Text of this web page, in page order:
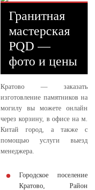
Гранитная
мастерская
PQD —
фото и цены
Кратово — заказать
изготовление памятников на
могилу вы можете онлайн
через корзину, в офисе на м.
Китай город, а также с
помощью услуги выезд
менеджера.
Городское поселение
Кратово, Район